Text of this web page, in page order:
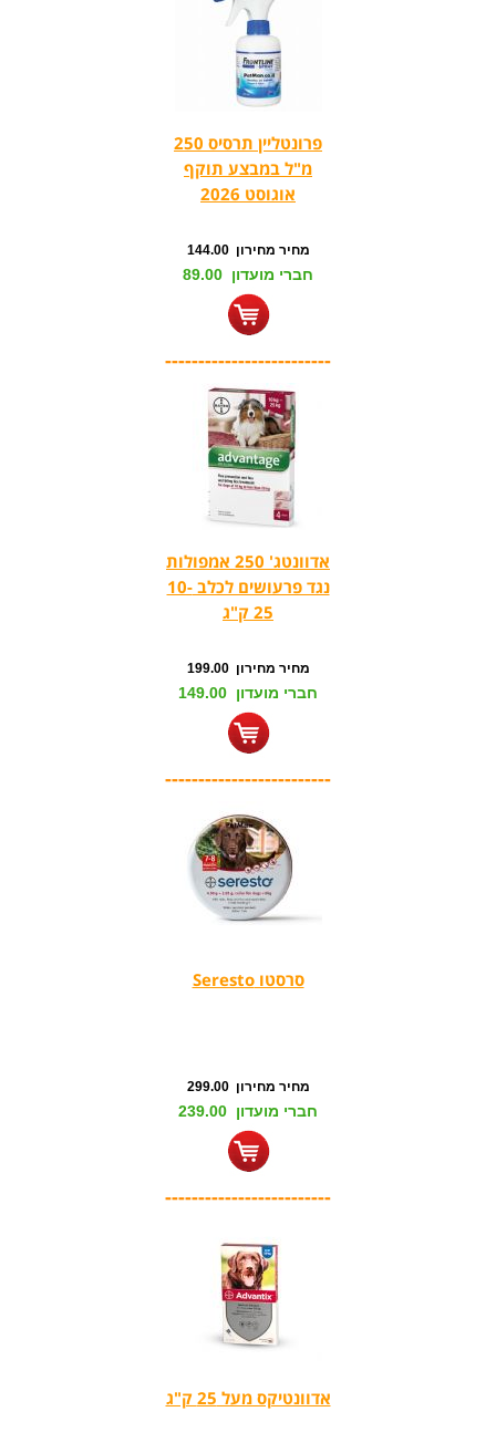
פרונטליין תרסיס 250
מ"ל במבצע תוקף
אוגוסט 2026
מחיר מחירון 144.00
חברי מועדון 89.00
-------------------------
אדוונטג' 250 אמפולות
נגד פרעושים לכלב 10-
25 ק"ג
מחיר מחירון 199.00
חברי מועדון 149.00
-------------------------
סרסטו Seresto
מחיר מחירון 299.00
חברי מועדון 239.00
-------------------------
אדוונטיקס מעל 25 ק"ג